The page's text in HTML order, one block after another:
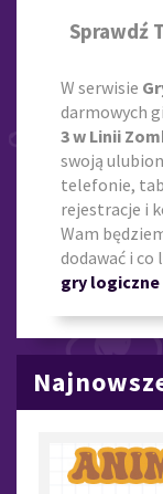
Sprawdź
W serwisie
darmowych
3 w Linii
swoją
telefonie,
rejestracje i
Wam
dodawać i co
gry logiczne